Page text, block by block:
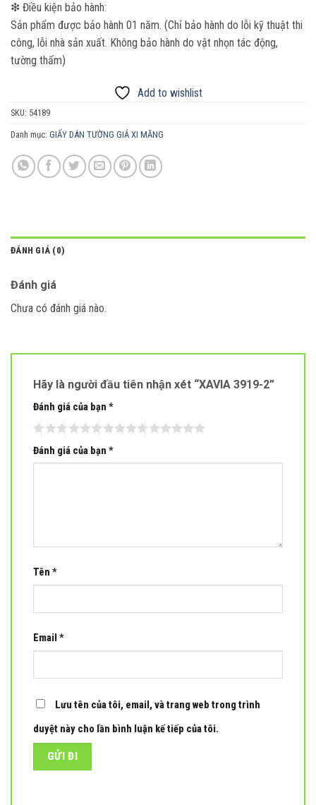
❇ Điều kiện bảo hành:
Sản phẩm được bảo hành 01 năm. (Chỉ bảo hành do lỗi kỹ thuật thi
công, lỗi nhà sản xuất. Không bảo hành do vật nhọn tác động,
tường thấm)
Add to wishlist
SKU: 54189
Danh mục: GIẤY DÁN TƯỜNG GIẢ XI MĂNG
ĐÁNH GIÁ (0)
Đánh giá
Chưa có đánh giá nào.
Hãy là người đầu tiên nhận xét “XAVIA 3919-2”
Đánh giá của bạn *
Đánh giá của bạn *
Tên *
Email *
Lưu tên của tôi, email, và trang web trong trình
duyệt này cho lần bình luận kế tiếp của tôi.